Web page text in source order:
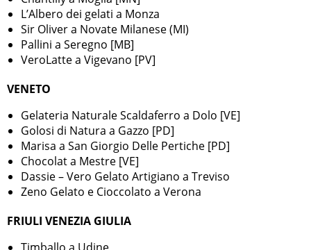
L’Albero dei gelati a Monza
Sir Oliver a Novate Milanese (MI)
Pallini a Seregno [MB]
VeroLatte a Vigevano [PV]
VENETO
Gelateria Naturale Scaldaferro a Dolo [VE]
Golosi di Natura a Gazzo [PD]
Marisa a San Giorgio Delle Pertiche [PD]
Chocolat a Mestre [VE]
Dassie – Vero Gelato Artigiano a Treviso
Zeno Gelato e Cioccolato a Verona
FRIULI VENEZIA GIULIA
Timballo a Udine